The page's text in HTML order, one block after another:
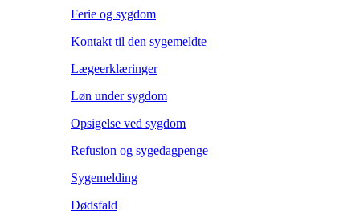
Ferie og sygdom
Kontakt til den sygemeldte
Lægeerklæringer
Løn under sygdom
Opsigelse ved sygdom
Refusion og sygedagpenge
Sygemelding
Dødsfald